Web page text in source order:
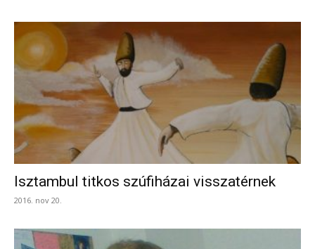
Isztambul titkos szúfiházai visszatérnek
2016. nov 20.